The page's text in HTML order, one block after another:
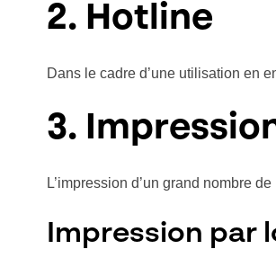
2. Hotline
Dans le cadre d’une utilisation en
3.
L’impression d’un grand nombre
Impression par